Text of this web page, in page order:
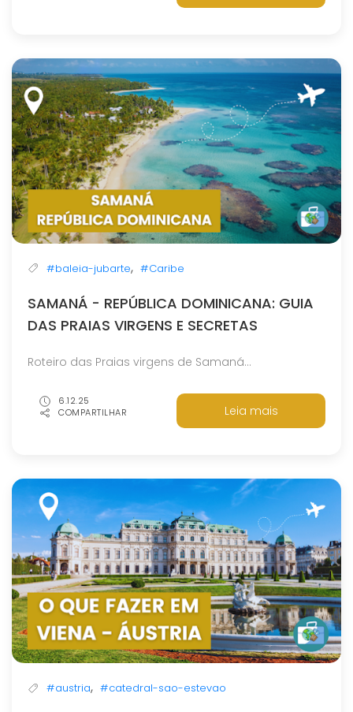
#baleia-jubarte, #Caribe
SAMANÁ - REPÚBLICA DOMINICANA: GUIA
DAS PRAIAS VIRGENS E SECRETAS
Roteiro das Praias virgens de Samaná...
Leia mais
6.12.25
COMPARTILHAR
#austria, #catedral-sao-estevao